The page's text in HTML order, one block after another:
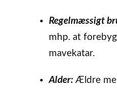
Regelmæssigt
mhp. at
mavekatar.
Alder: Ældre